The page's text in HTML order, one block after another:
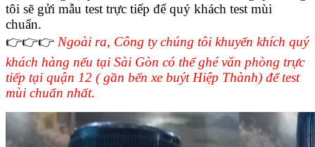
tôi sẽ gửi mẫu test trực tiếp để quý khách test mùi
chuẩn.
👉👉👉 Ngoài ra, Công ty chúng tôi khuyến khích quý
khách hàng nếu tại Sài Gòn có thể ghé văn phòng trực
tiếp tại quận 12 ( gần bến xe buýt Hiệp Thành) để test
mùi chuẩn nhất.